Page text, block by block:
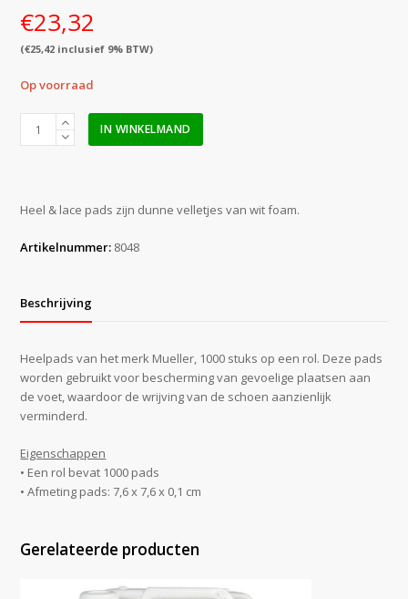
€23,32
(€25,42 inclusief 9% BTW)
Op voorraad
Heelpads
1000
aantal
IN WINKELMAND
Heel & lace pads zijn dunne velletjes van wit foam.
Artikelnummer: 8048
Beschrijving
Heelpads van het merk Mueller, 1000 stuks op een rol. Deze pads
worden gebruikt voor bescherming van gevoelige plaatsen aan
de voet, waardoor de wrijving van de schoen aanzienlijk
verminderd.
Eigenschappen
• Een rol bevat 1000 pads
• Afmeting pads: 7,6 x 7,6 x 0,1 cm
Gerelateerde producten